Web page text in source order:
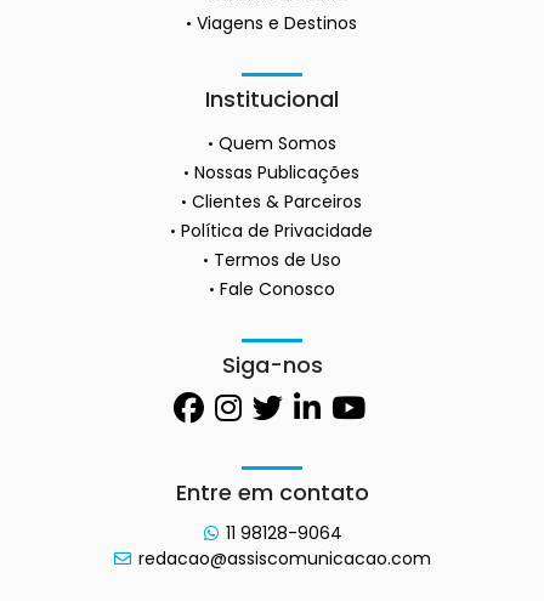
Viagens e Destinos
Institucional
Quem Somos
Nossas Publicações
Clientes & Parceiros
Política de Privacidade
Termos de Uso
Fale Conosco
Siga-nos
Entre em contato
11 98128-9064
redacao@assiscomunicacao.com